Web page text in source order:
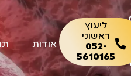
ליעוץ
ראשוני
052-
5610165
אודות